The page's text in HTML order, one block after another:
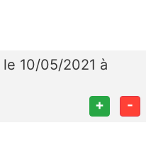
le 10/05/2021 à
+ -